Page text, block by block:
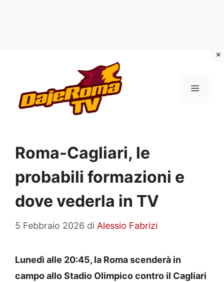
contenuto
MENU
Roma-Cagliari, le
probabili formazioni e
dove vederla in TV
5 Febbraio 2026 di Alessio Fabrizi
Lunedì alle 20:45, la Roma scenderà in
campo allo Stadio Olimpico contro il Cagliari